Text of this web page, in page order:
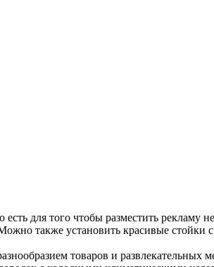
для того чтобы разместить рекламу
также установить красивые стойки
товаров и развлекательных